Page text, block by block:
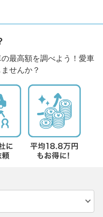
最高額を調べよう！愛車
せんか？